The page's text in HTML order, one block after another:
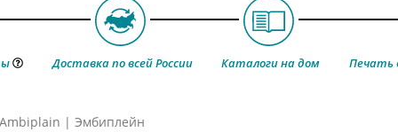
Доставка по всей России Каталоги на дом Печать
Ambiplain | Эмбиплейн